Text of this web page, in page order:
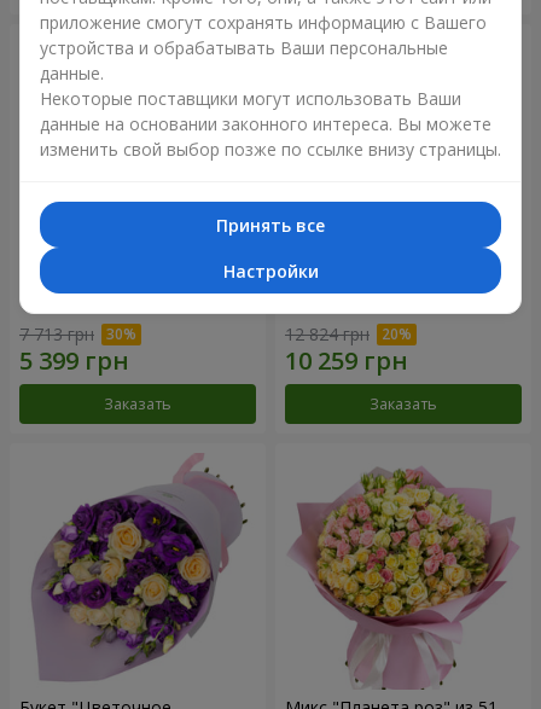
Букет "Сила Любви!"
7 713 грн
Заказать
Романтический букет
12 824 грн
Заказать
приложение смогут сохранять информацию с Вашего
устройства и обрабатывать Ваши персональные
данные.
Некоторые поставщики могут использовать Ваши
данные на основании законного интереса. Вы можете
изменить свой выбор позже по ссылке внизу страницы.
Принять все
Настройки